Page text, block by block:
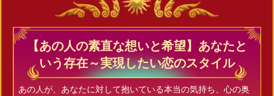
【あの人の素直な想いと希望】あなたと
いう存在～実現したい恋のスタイル
あの人が、あなたに対して抱いている本当の気持ち、心の奥